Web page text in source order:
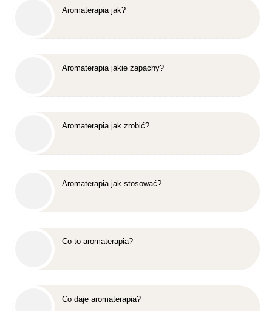
Aromaterapia jak?
Aromaterapia jakie zapachy?
Aromaterapia jak zrobić?
Aromaterapia jak stosować?
Co to aromaterapia?
Co daje aromaterapia?